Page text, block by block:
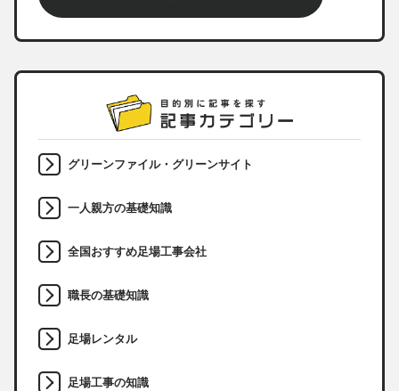
グリーンファイル・グリーンサイト
一人親方の基礎知識
全国おすすめ足場工事会社
職長の基礎知識
足場レンタル
足場工事の知識